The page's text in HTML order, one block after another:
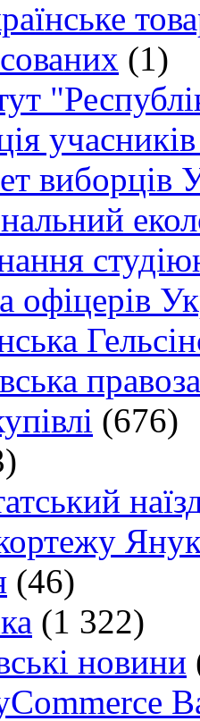
(1)
виборців
офіцерів
(676)
(46)
(1 322)
новини